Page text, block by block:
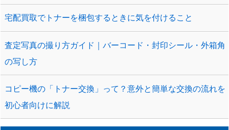
宅配買取でトナーを梱包するときに気を付けること
査定写真の撮り方ガイド｜バーコード・封印シール・外箱角
の写し方
コピー機の「トナー交換」って？意外と簡単な交換の流れを
初心者向けに解説